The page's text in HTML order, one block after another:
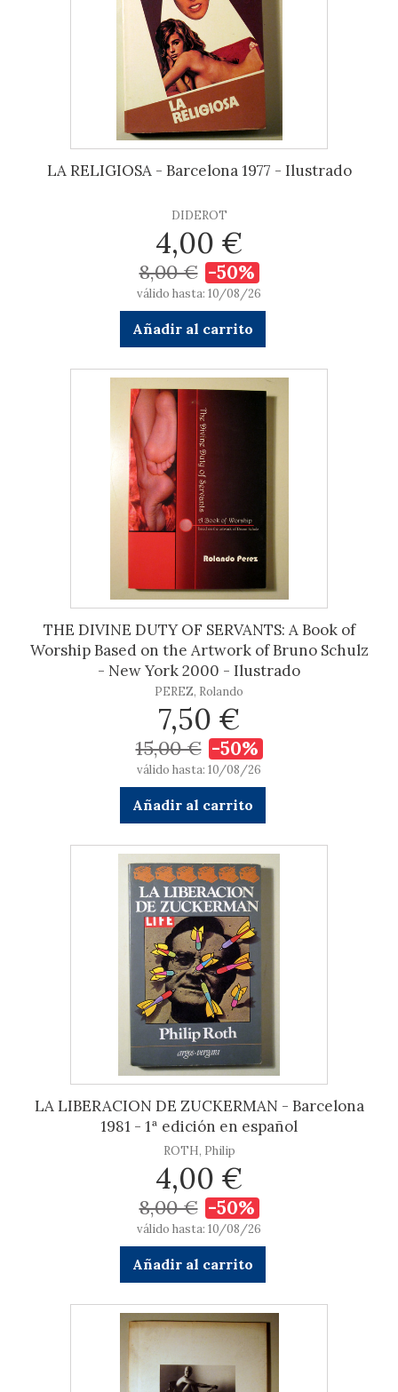
LA RELIGIOSA - Barcelona 1977 - Ilustrado
DIDEROT
4,00 €
8,00 € -50%
válido hasta: 10/08/26
Añadir al carrito
THE DIVINE DUTY OF SERVANTS: A Book of
Worship Based on the Artwork of Bruno Schulz
- New York 2000 - Ilustrado
PEREZ, Rolando
7,50 €
15,00 € -50%
válido hasta: 10/08/26
Añadir al carrito
LA LIBERACION DE ZUCKERMAN - Barcelona
1981 - 1ª edición en español
ROTH, Philip
4,00 €
8,00 € -50%
válido hasta: 10/08/26
Añadir al carrito